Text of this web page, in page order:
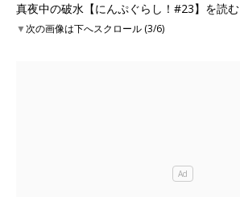
真夜中の破水【にんぷぐらし！#23】を読む
▼次の画像は下へスクロール (3/6)